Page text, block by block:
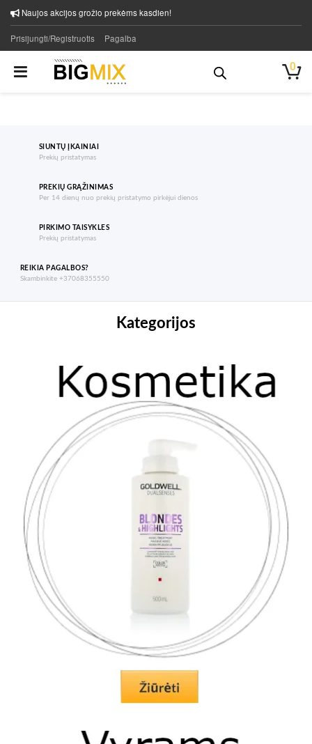
Naujos akcijos grožio prekėms kasdien!
Prisijungti/Registruotis Pagalba
0
SIUNTŲ ĮKAINIAI
Prekių pristatymas
PREKIŲ GRĄŽINIMAS
Per 14 dienų nuo prekių pristatymo pirkėjui dienos
PIRKIMO TAISYKLES
Prekių pristatymas
REIKIA PAGALBOS?
Skambinkite +37068355550
Kategorijos